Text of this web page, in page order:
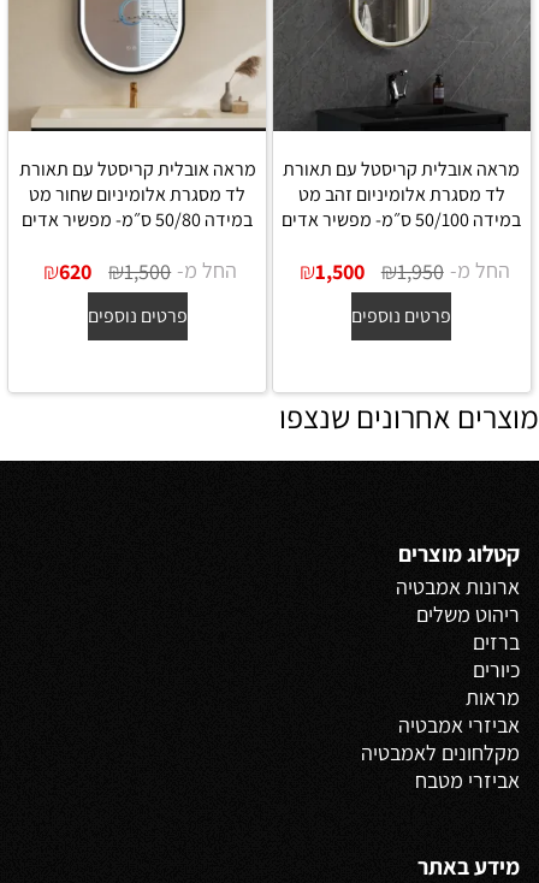
מראה אובלית קריסטל עם תאורת
לד מסגרת אלומיניום זהב מט
במידה 50/100 ס״מ- מפשיר אדים
החל מ- ₪1,950
₪1,500
פרטים נוספים
מראה אובלית קריסטל עם תאורת
לד מסגרת אלומיניום שחור מט
במידה 50/80 ס״מ- מפשיר אדים
החל מ- ₪1,500
₪620
פרטים נוספים
מוצרים אחרונים שנצפו
קטלוג מוצרים
ארונות אמבטיה
ריהוט משלים
ברזים
כיורים
מראות
אביזרי אמבטיה
מקלחונים לאמבטיה
אביזרי מטבח
מידע באתר